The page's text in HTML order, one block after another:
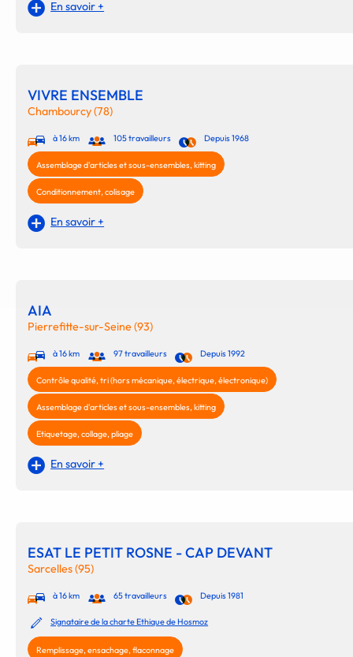
En savoir +
VIVRE ENSEMBLE
Chambourcy (78)
à 16 km 105 travailleurs Depuis 1968
Assemblage d'articles et sous-ensembles, kitting
Conditionnement, colisage
En savoir +
AIA
Pierrefitte-sur-Seine (93)
à 16 km 97 travailleurs Depuis 1992
Contrôle qualité, tri (hors mécanique, électrique, électronique)
Assemblage d'articles et sous-ensembles, kitting
Etiquetage, collage, pliage
En savoir +
ESAT LE PETIT ROSNE - CAP DEVANT
Sarcelles (95)
à 16 km 65 travailleurs Depuis 1981
Signataire de la charte Ethique de Hosmoz
Remplissage, ensachage, flaconnage